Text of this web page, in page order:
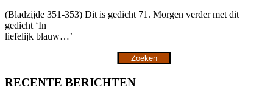
(Bladzijde 351-353) Dit is gedicht 71. Morgen verder met dit
gedicht ‘In
liefelijk blauw…’
Zoeken
RECENTE BERICHTEN